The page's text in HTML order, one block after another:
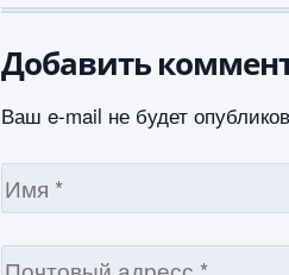
Добавить
Ваш e-mail не будет